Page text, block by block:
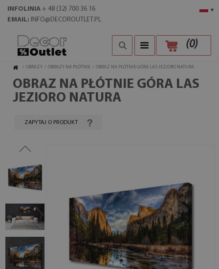
▾
INFOLINIA + 48 (32) 700 36 16
EMAIL: INFO@DECOROUTLET.PL
(0)
/ OBRAZY / OBRAZY NA PŁÓTNIE / OBRAZ NA PŁÓTNIE GÓRA LAS JEZIORO NATURA
OBRAZ NA PŁÓTNIE GÓRA LAS
JEZIORO NATURA
ZAPYTAJ O PRODUKT